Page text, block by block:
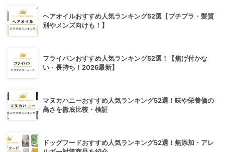
ヘアオイルおすすめ人気ランキング52選【プチプラ・髪質
別やメンズ向けも！】
フライパンおすすめ人気ランキング52選！【焦げ付かな
い・長持ち！2026最新】
マヌカハニーおすすめ人気ランキング52選！味や栄養価の
高さを徹底比較・検証
ドッグフードおすすめ人気ランキング52選！無添加・アレ